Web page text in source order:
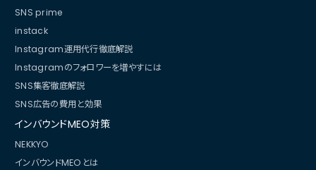
SNS prime
instack
Instagram運用代行徹底解説
Instagramのフォロワーを増やすには
SNS集客徹底解説
SNS広告の費用と効果
インバウンドMEO対策
NEKKYO
インバウンドMEOとは